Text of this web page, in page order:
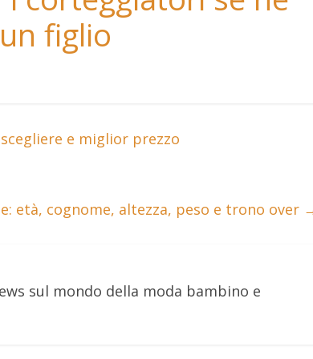
figlio
e miglior prezzo
età, cognome, altezza, peso e trono over
sul mondo della moda bambino e